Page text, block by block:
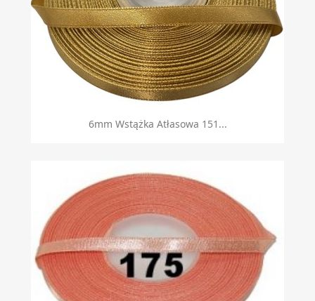
6mm Wstążka Atłasowa 151...